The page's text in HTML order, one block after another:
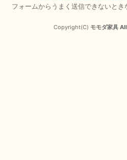
フォームからうまく送信できないとき
Copyright(C) モモダ家具